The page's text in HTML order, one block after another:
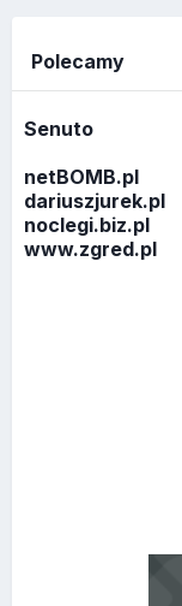
Polecamy
Senuto
netBOMB.pl
dariuszjurek.pl
noclegi.biz.pl
www.zgred.pl